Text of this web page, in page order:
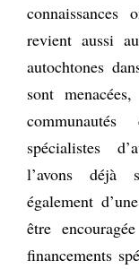
revient aussi
autochtones
sont
spécialistes
l’avons déjà
également
être
financements